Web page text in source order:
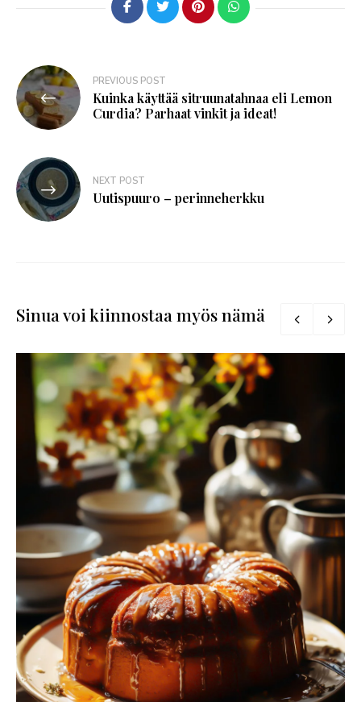
PREVIOUS POST
Kuinka käyttää sitruunatahnaa eli Lemon
Curdia? Parhaat vinkit ja ideat!
NEXT POST
Uutispuuro – perinneherkku
Sinua voi kiinnostaa myös nämä